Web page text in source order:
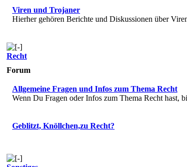
Viren und Trojaner
Hierher gehören Berichte und Diskussionen über
Recht
Forum
Allgemeine Fragen und Infos zum Thema Recht
Wenn Du Fragen oder Infos zum Thema Recht hast,
Geblitzt, Knöllchen,zu Recht?